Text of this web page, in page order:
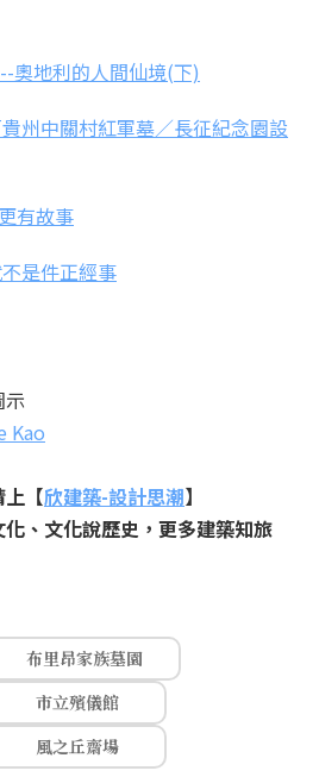
地利的人間仙境(下)
州中關村紅軍墓／長征紀念園設
有故事
是件正經事
Kao
【欣建築-設計思潮】
、文化說歷史，更多建築知旅
布里昂家族墓園
市立殯儀館
風之丘齋場